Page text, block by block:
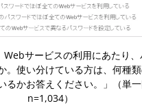
Webサービスの利用にあたり
。使い分けている方は、何種
るかお答えください。」（単一
n=1,034）